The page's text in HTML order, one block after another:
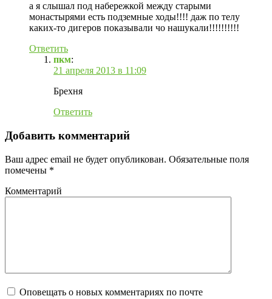
а я слышал под набережкой между старыми
монастырями есть подземные ходы!!!! даж по телу
каких-то дигеров показывали чо нашукали!!!!!!!!!!
Ответить
пкм:
21 апреля 2013 в 11:09
Брехня
Ответить
Добавить комментарий
Ваш адрес email не будет опубликован. Обязательные поля
помечены *
Комментарий
Оповещать о новых комментариях по почте